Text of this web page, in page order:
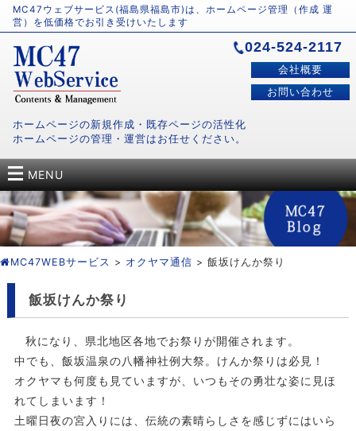
MC47ウェブサービス(福島県福島市)は、ホームページ管理（作成 運
営）を低価格でお引き受けいたします
ホームページの新規作成・既存ページの活性化
ホームページの管理・運営はお任せください。
024-524-2117
会社概要
お問い合わせ
MENU
MC47WEBサービス > オクヤマ通信 > 飯坂けんか祭り
飯坂けんか祭り
秋になり、県北地区各地でお祭りが開催されます。
中でも、飯坂温泉の八幡神社例大祭。けんか祭りは必見！
オクヤマも何度も見ていますが、いつもその勇壮な姿に見ほ
れてしまいます！
土曜日夜の宮入りには、伝統の素晴らしさを感じずにはいら